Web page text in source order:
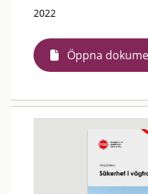
2022
Öppna